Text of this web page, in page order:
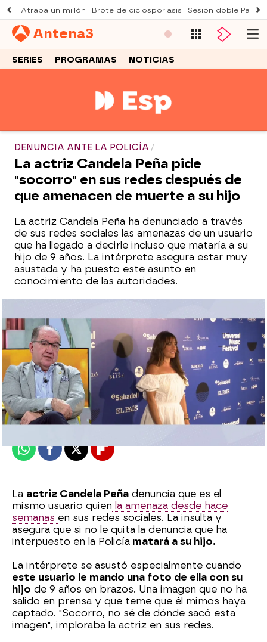
Atrapa un millón Brote de ciclosporiasis Sesión doble
Antena3
SERIES PROGRAMAS NOTICIAS
DENUNCIA ANTE LA POLICÍA
La actriz Candela Peña pide
"socorro" en sus redes después de
que amenacen de muerte a su hijo
La actriz Candela Peña ha denunciado a través
de sus redes sociales las amenazas de un usuario
que ha llegado a decirle incluso que mataría a su
hijo de 9 años. La intérprete asegura estar muy
asustada y ha puesto este asunto en
conocimiento de las autoridades.
Espejo Público
Publicado:27 de mayo de 2021, 13:11
WhatsappFacebook
X Flipboard
La actriz Candela Peña denuncia que es el
mismo usuario quien la amenaza desde hace
semanas en sus redes sociales. La insulta y
asegura que si no le quita la denuncia que ha
interpuesto en la Policía matará a su hijo.
La intérprete se asustó especialmente cuando
este usuario le mando una foto de ella con su
hijo de 9 años en brazos. Una imagen que no ha
salido en prensa y que teme que él mimos haya
captado. "Socorro, no sé de dónde sacó esta
imagen", imploraba la actriz en sus redes.